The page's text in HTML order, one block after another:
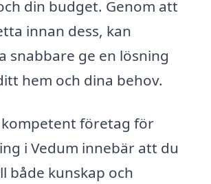
din budget. Genom att
innan dess, kan
snabbare ge en lösning
hem och dina behov.
företag för
i Vedum innebär att du
både kunskap och